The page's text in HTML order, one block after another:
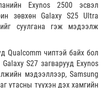
Exynos 2500 эсвэл
зөвхөн Galaxy S25 Ultra
суулгана гэж мэдээлж
Qualcomm чиптэй байх бол
S27 загварууд Exynos
мэдээллээр, Samsung
утасны түүхэн дэх хамгийн